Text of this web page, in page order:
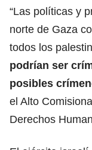
“Las políticas y
norte de Gaza
todos los
podrían ser
posibles
el Alto
Derechos